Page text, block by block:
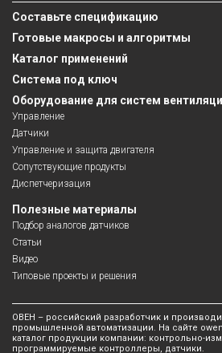
Составьте спецификацию
Готовые макросы и алгоритмы
Каталог применений
Система под ключ
Оборудование для систем
Управление
Датчики
Управление и защита двигателя
Сопутствующие продукты
Диспетчеризация
Полезные материалы
Подбор аналогов датчиков
Статьи
Видео
Типовые проекты и решения
ОВЕН – российский разработчик и
промышленной автоматизации. На сайте
каталог продукции компании: контрольно-
программируемые контроллеры, датчики.